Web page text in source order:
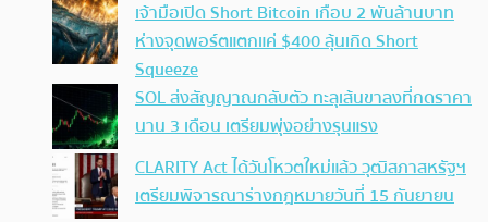
เจ้ามือเปิด Short Bitcoin เกือบ 2 พันล้านบาท
ห่างจุดพอร์ตแตกแค่ $400 ลุ้นเกิด Short
Squeeze
SOL ส่งสัญญาณกลับตัว ทะลุเส้นขาลงที่กดราคา
นาน 3 เดือน เตรียมพุ่งอย่างรุนแรง
CLARITY Act ได้วันโหวตใหม่แล้ว วุฒิสภาสหรัฐฯ
เตรียมพิจารณาร่างกฎหมายวันที่ 15 กันยายน